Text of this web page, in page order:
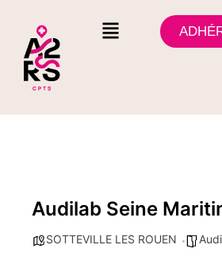
Audilab Seine
SOTTEVILLE LES ROUEN